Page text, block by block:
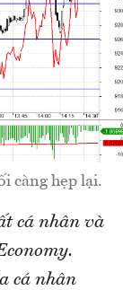
càng hẹp lại.
cá nhân và
cá nhân